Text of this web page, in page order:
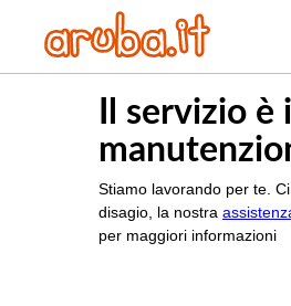
Il servizio è
Stiamo lavorando per te.
disagio, la nostra
per maggiori informazioni